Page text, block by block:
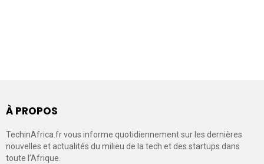
À PROPOS
TechinAfrica.fr vous informe quotidiennement sur les dernières
nouvelles et actualités du milieu de la tech et des startups dans
toute l’Afrique.